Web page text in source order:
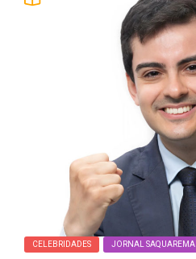
CELEBRIDADES JORNAL SAQUAREMA